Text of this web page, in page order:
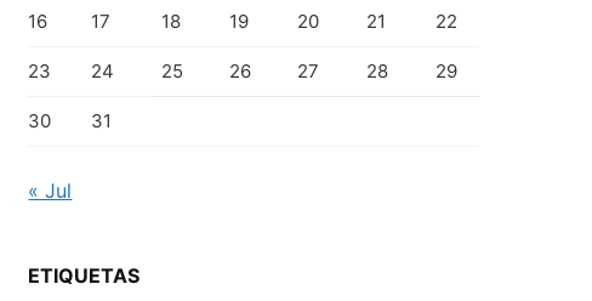
16 17 18 19 20 21 22
23 24 25 26 27 28 29
30 31
« Jul
ETIQUETAS